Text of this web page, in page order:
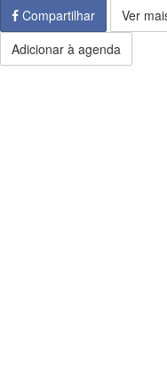
Compartilhar
Ver
Adicionar à agenda